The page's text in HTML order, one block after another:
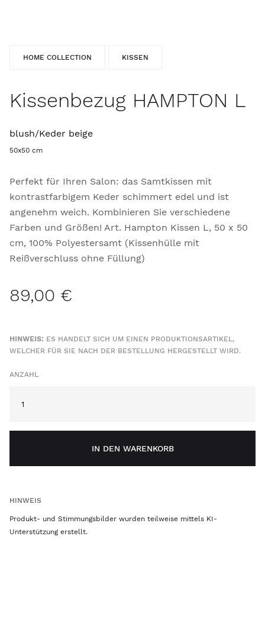
HOME COLLECTION KISSEN
Kissenbezug HAMPTON L
blush/Keder beige
50x50 cm
Perfekt für Ihren Salon: das Samtkissen mit
kontrastfarbigem Keder schimmert edel und ist
angenehm weich. Kombinieren Sie verschiedene
Farben und Größen! Art. Hampton Kissen L, 50 x 50
cm, 100% Polyestersamt (Kissenhülle mit
Reißverschluss ohne Füllung)
89,00 €
HINWEIS: ES HANDELT SICH UM EINEN PRODUKTIONSARTIKEL,
WELCHER FÜR SIE NACH DER BESTELLUNG HERGESTELLT WIRD.
ANZAHL
IN DEN WARENKORB
HINWEIS
Produkt- und Stimmungsbilder wurden teilweise mittels KI-
Unterstützung erstellt.